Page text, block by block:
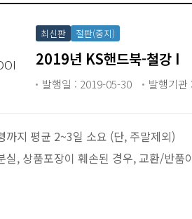
최신판 절판(중지)
2019년 KS핸드북-철강 I
발행일 : 2019-05-30 발행기관
까지 평균 2~3일 소요 (단, 주말제외)
실, 상품포장이 훼손된 경우, 교환/반품